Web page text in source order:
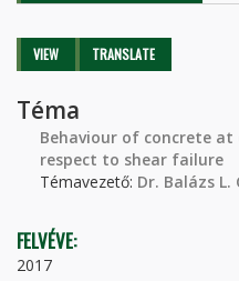
Primary tabs
VIEW (ACTIVETRANSLATE
Téma
Behaviour of concrete
respect to shear failure
Témavezető: Dr. Balázs L.
FELVÉVE:
2017